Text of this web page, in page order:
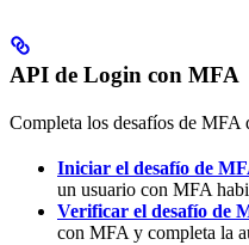
API de Login con MFA
Completa los desafíos de MFA
Iniciar el desafío de
un usuario con MFA
Verificar el desafío de
con MFA y completa la